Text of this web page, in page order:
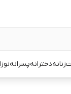
زنانهدخترانهپسرانه